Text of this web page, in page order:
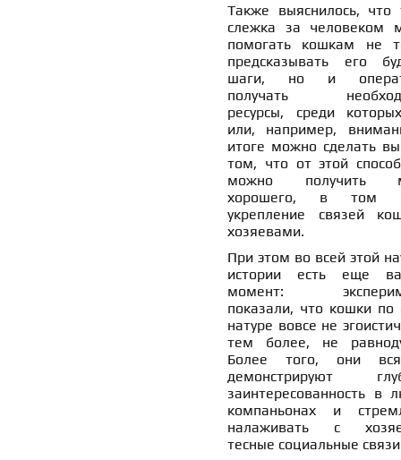
Также выяснилось, что
слежка за человеком
помогать кошкам не
предсказывать его
шаги, но и
получать
ресурсы, среди
или, например,
итоге можно сделать
том, что от этой
можно получить
хорошего, в том
укрепление связей
хозяевами.
При этом во всей этой
истории есть еще
момент:
показали, что кошки по
натуре вовсе не
тем более, не
Более того, они
демонстрируют
заинтересованность в
компаньонах и
налаживать с
тесные социальные